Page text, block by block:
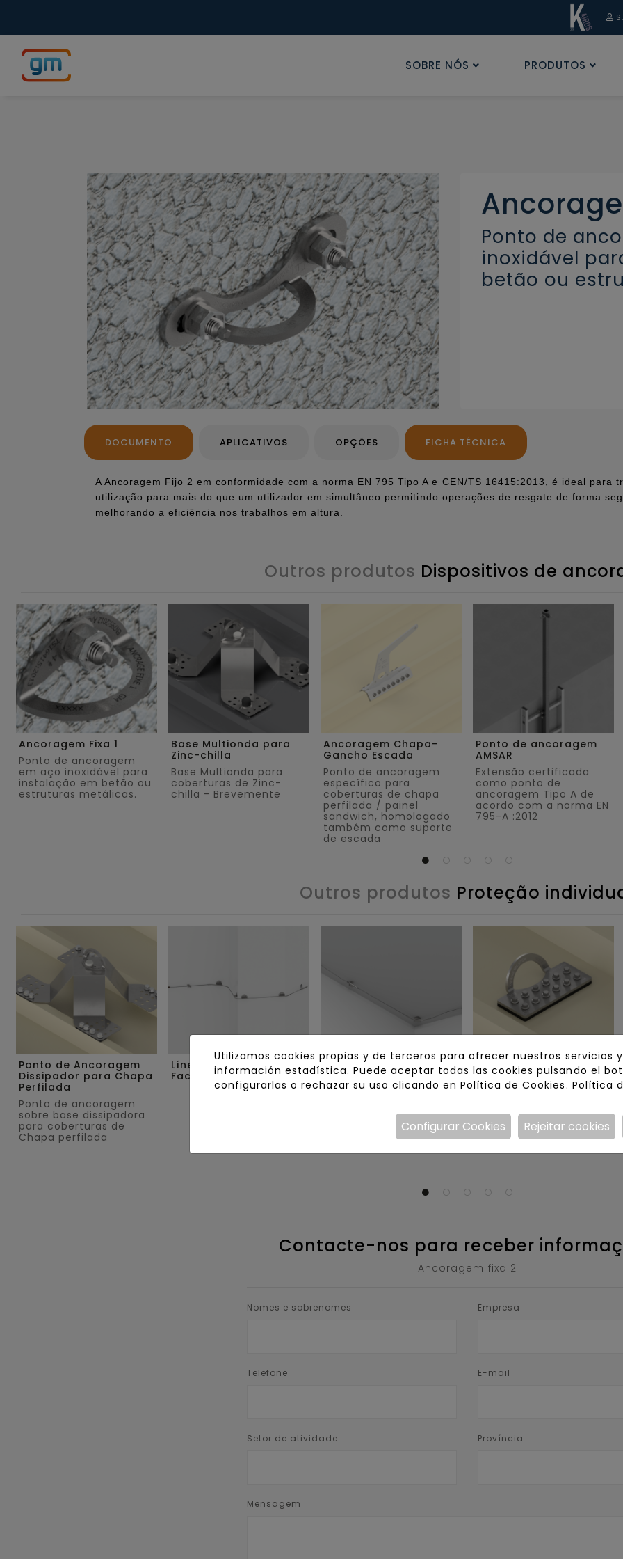
SOBRE NÓS PRODUTOS
Ponto de
inoxidável
betão ou
DOCUMENTO APLICATIVOS OPÇÕES FICHA TÉCNICA
A Ancoragem Fijo 2 em conformidade com a norma EN 795 Tipo A e CEN/TS 16415:2013, é ideal para
utilização para mais do que um utilizador em simultâneo permitindo operações de resgate de forma
melhorando a eficiência nos trabalhos em altura.
Outros produtos Dispositivos de
Ancoragem Fixa 1
Ponto de ancoragem
em aço inoxidável para
instalação em betão ou
estruturas metálicas.
Base Multionda para
Zinc-chilla
Base Multionda para
coberturas de Zinc-
chilla - Brevemente
Ancoragem Chapa-
Gancho Escada
Ponto de ancoragem
específico para
coberturas de chapa
perfilada / painel
sandwich, homologado
também como suporte
de escada
Ponto de ancoragem
AMSAR
Extensão certificada
como ponto de
ancoragem Tipo A de
acordo com a norma EN
795-A :2012
Outros produtos Proteção
Ponto de Ancoragem
Dissipador para Chapa
Perfilada
Ponto de ancoragem
sobre base dissipadora
para coberturas de
Chapa perfilada
Línea de Vida para
Fachada
Linha de vida
"Overhead"
Linha de Vida Overhead
Ancoragem Chapa V2
Ponto de ancoragem
para coberturas de
para fixação direta à
estrutura metálica.
Contacte-nos para receber
Ancoragem fixa 2
Nomes e sobrenomes Empresa
Telefone E-mail
Setor de atividade Província
Mensagem
Utilizamos cookies propias y de terceros para ofrecer nuestros servicios
información estadística. Puede aceptar todas las cookies pulsando el
configurarlas o rechazar su uso clicando en Política de Cookies. Política
Rejeitar cookies
Configurar Cookies